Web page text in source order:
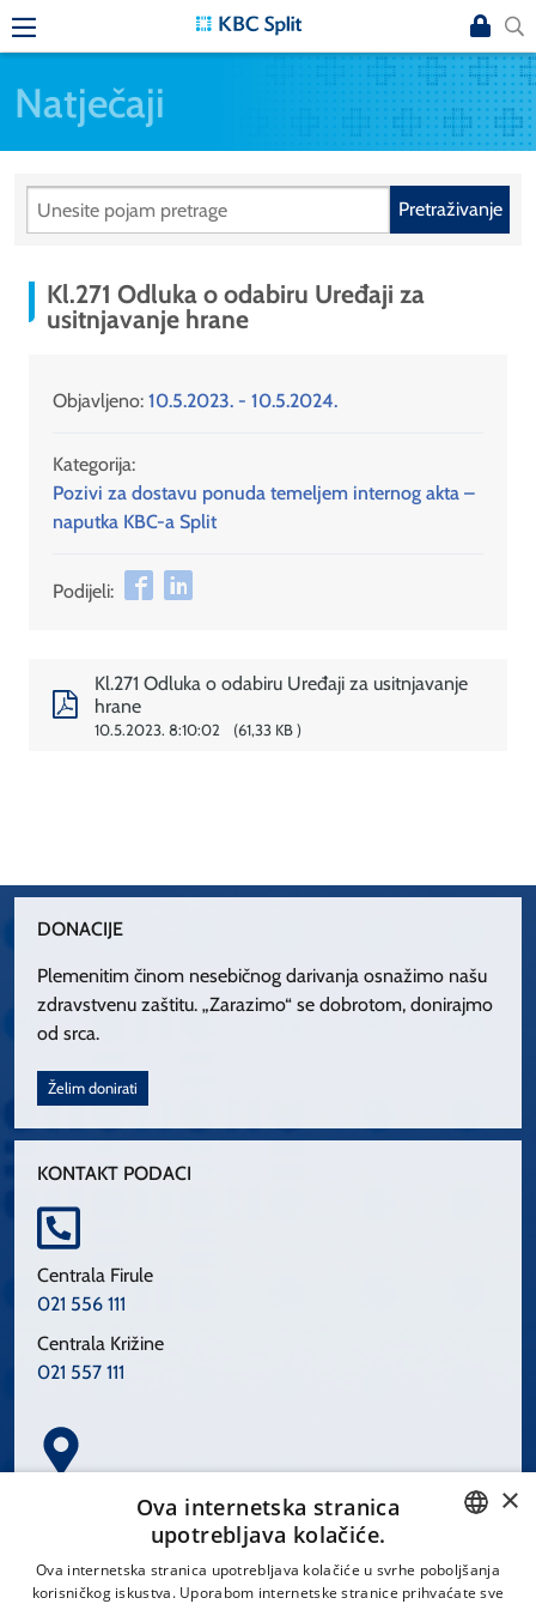
Natječaji
Pretraživanje
Kl.271 Odluka o odabiru Uređaji za
usitnjavanje hrane
Objavljeno: 10.5.2023. - 10.5.2024.
Kategorija:
Pozivi za dostavu ponuda temeljem internog akta –
naputka KBC-a Split
Podijeli:
Kl.271 Odluka o odabiru Uređaji za usitnjavanje
hrane
10.5.2023. 8:10:02 61,33 KB
DONACIJE
Plemenitim činom nesebičnog darivanja osnažimo našu
zdravstvenu zaštitu. „Zarazimo“ se dobrotom, donirajmo
od srca.
Želim donirati
KONTAKT PODACI
Centrala Firule
021 556 111
Centrala Križine
021 557 111
Spinčićeva 1, 21000 Split
CROATIAN
×
Ova internetska stranica
upotrebljava kolačiće.
Ova internetska stranica upotrebljava kolačiće u svrhe poboljšanja
korisničkog iskustva. Uporabom internetske stranice prihvaćate sve